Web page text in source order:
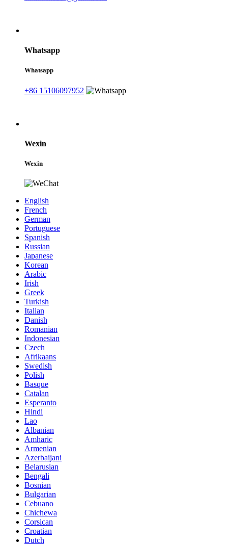
Whatsapp
Whatsapp
+86 15106097952
Wexin
Wexin
English
French
German
Portuguese
Spanish
Russian
Japanese
Korean
Arabic
Irish
Greek
Turkish
Italian
Danish
Romanian
Indonesian
Czech
Afrikaans
Swedish
Polish
Basque
Catalan
Esperanto
Hindi
Lao
Albanian
Amharic
Armenian
Azerbaijani
Belarusian
Bengali
Bosnian
Bulgarian
Cebuano
Chichewa
Corsican
Croatian
Dutch